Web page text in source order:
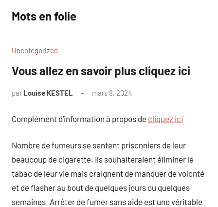
contenu
Mots en folie
Uncategorized
Vous allez en savoir plus cliquez ici
par Louise KESTEL mars 8, 2024
Complément d’information à propos de cliquez ici
Nombre de fumeurs se sentent prisonniers de leur
beaucoup de cigarette. Ils souhaiteraient éliminer le
tabac de leur vie mais craignent de manquer de volonté
et de flasher au bout de quelques jours ou quelques
semaines. Arrêter de fumer sans aide est une véritable